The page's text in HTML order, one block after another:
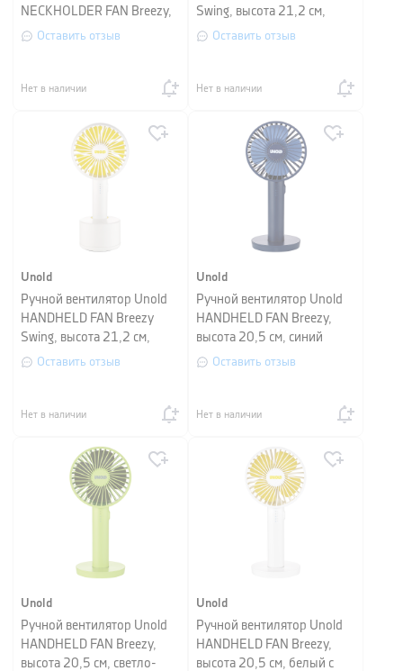
NECKHOLDER FAN Breezy,
высота 29 см, розовый
Оставить отзыв
Нет в наличии
Swing, высота 21,2 см,
светло-зеленый
Оставить отзыв
Нет в наличии
Unold
Ручной вентилятор Unold
HANDHELD FAN Breezy
Swing, высота 21,2 см,
белый с желтым
Оставить отзыв
Нет в наличии
Unold
Ручной вентилятор Unold
HANDHELD FAN Breezy,
высота 20,5 см, синий
Оставить отзыв
Нет в наличии
Unold
Ручной вентилятор Unold
HANDHELD FAN Breezy,
высота 20,5 см, светло-
Unold
Ручной вентилятор Unold
HANDHELD FAN Breezy,
высота 20,5 см, белый с